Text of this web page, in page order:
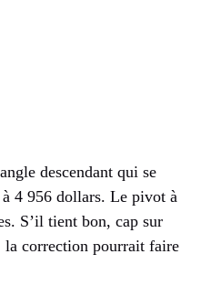
descendant qui se
4 956 dollars. Le pivot à
S’il tient bon, cap sur
la correction pourrait faire